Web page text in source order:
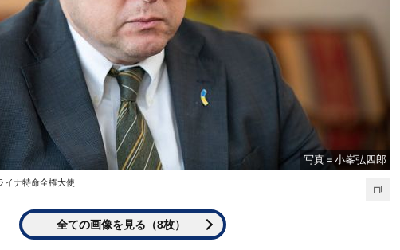
写真＝小峯弘四郎
イナ特命全権大使
全ての画像を見る（8枚）